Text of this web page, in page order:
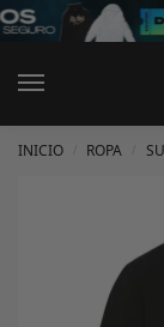
INICIO ROPA